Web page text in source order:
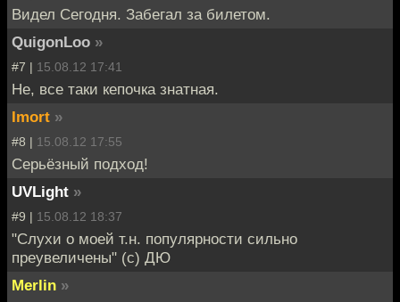
Видел Сегодня. Забегал за билетом.
QuigonLoo »
#7 | 15.08.12 17:41
Не, все таки кепочка знатная.
Imort »
#8 | 15.08.12 17:55
Серьёзный подход!
UVLight »
#9 | 15.08.12 18:37
"Слухи о моей т.н. популярности сильно
преувеличены" (с) ДЮ
Merlin »